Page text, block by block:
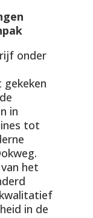
onder
in
tot
het
in de